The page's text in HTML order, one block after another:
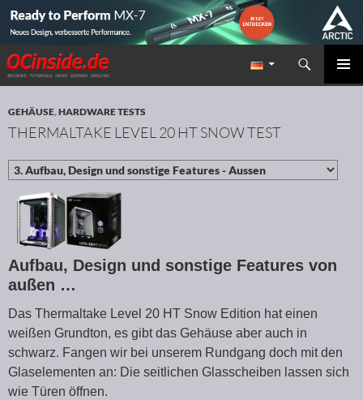
Redaktion ocinside.de PC Hardware Portal
Suchen
ZUM INHALT SPRINGEN
GEHÄUSE,HARDWARE TESTS
THERMALTAKE LEVEL 20 HT SNOW TEST
Aufbau, Design und sonstige Features von
außen …
Das Thermaltake Level 20 HT Snow Edition hat einen
weißen Grundton, es gibt das Gehäuse aber auch in
schwarz. Fangen wir bei unserem Rundgang doch mit den
Glaselementen an: Die seitlichen Glasscheiben lassen sich
wie Türen öffnen.